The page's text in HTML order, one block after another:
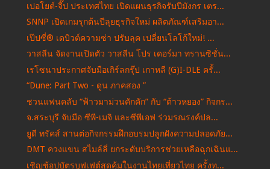
เปอโยต์-จี๊ป ประเทศไทย เปิดแผนธุรกิจรับปีมังกร เตร...
SNNP เปิดเกมรุกต้นปีลุยธุรกิจใหม่ ผลิตภัณฑ์เสริมอา...
เป๊ปซี่® เดบิวต์ความซ่า ปรับลุค เปลี่ยนโลโก้ใหม่! ...
วาสลีน จัดงานเปิดตัว วาสลีน โปร เดอร์มา ทรานซิชั่น...
เรโซนาประกาศจับมือเกิร์ลกรุ๊ป เกาหลี (G)I-DLE ครั้...
“Dune: Part Two - ดูน ภาคสอง ”
ชวนแฟนคลับ “ฟ้าวมาม่วนคักคัก” กับ “ต้าวหยอง” กิจกร...
จ.สระบุรี จับมือ ซีพี-เมจิ และซีพีเอฟ ร่วมรณรงค์ปล...
ยูดี ทรัคส์ สานต่อกิจกรรมฝึกอบรมปลูกฝังความปลอดภัย...
DMT ควงแขน สไมล์ลี่ ยกระดับบริการช่วยเหลือฉุกเฉินแ...
เชิญช้อปบัตรบุฟเฟต์สุดคุ้มในงานไทยเที่ยวไทย ครั้งท...